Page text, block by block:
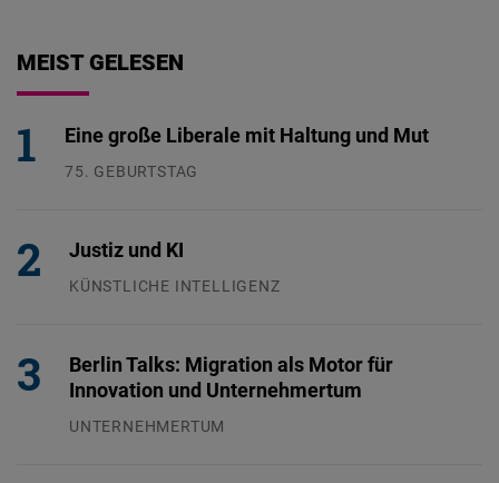
MEIST GELESEN
Eine große Liberale mit Haltung und Mut
75. GEBURTSTAG
Justiz und KI
KÜNSTLICHE INTELLIGENZ
Berlin Talks: Migration als Motor für
Innovation und Unternehmertum
UNTERNEHMERTUM